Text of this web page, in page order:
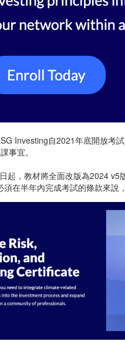
Investing自2021年底開放考
事宜。
起，教材將全面改版為2024
須在半年內完成考試的條款來